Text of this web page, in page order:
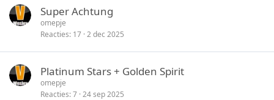
Super Achtung
omepje
Reacties 17 2 dec 2025
Platinum Stars + Golden Spirit
omepje
Reacties 7 24 sep 2025